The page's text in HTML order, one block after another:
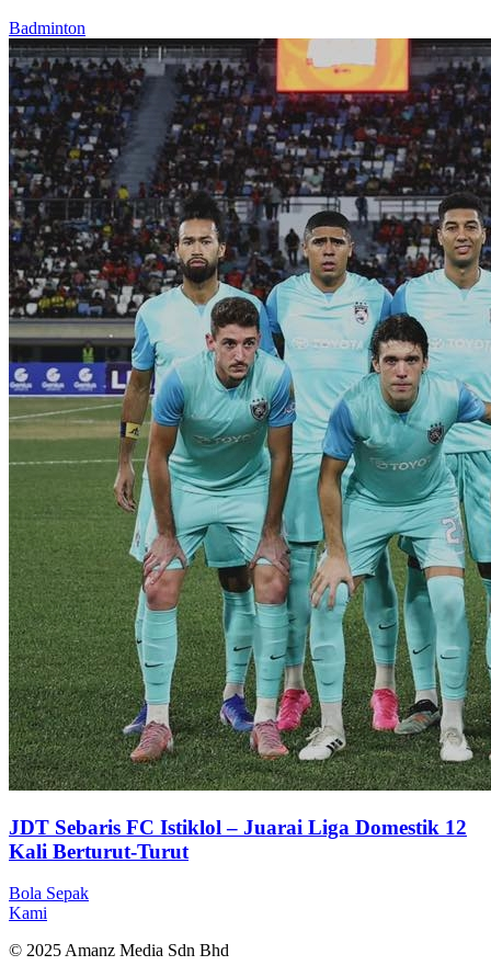
Badminton
JDT Sebaris FC Istiklol – Juarai Liga Domestik 12
Kali Berturut-Turut
Bola Sepak
Kami
© 2025 Amanz Media Sdn Bhd